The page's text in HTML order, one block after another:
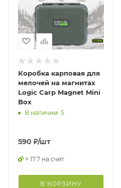
Коробка карповая для
мелочей на магнитах
Logic Carp Magnet Mini
Box
В наличии: 5
590 ₽/шт
+ 17.7 на счет
В КОРЗИНУ